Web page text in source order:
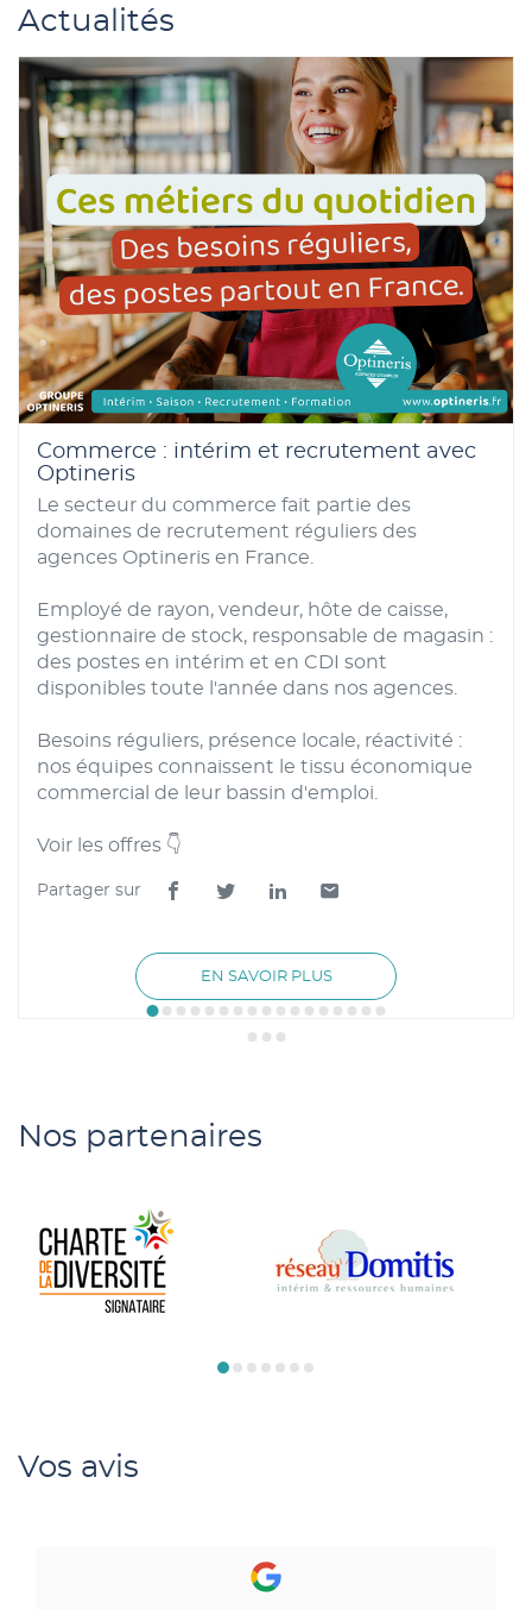
Entreprise à la recherche de talents ?
Optineris Orleans peut vous aider dans votre
recrutement. Notre approche basée sur
l'écoute, laconfiance agilitégarantit un
partenariat efficace et pérenne. Notre équipe,
experte en recrutement et solutions RH vous
accompagne à chaque étape : recrutement,
gestion administrative et besoin en formation
(CACES, permis, habilitation électrique... etc.).
Besoin de conseils ?Contactez l'agence
Optineris Orleans par mail ou téléphone.
Actualités
Commerce : intérim et recrutement avec
Optineris
Le secteur du commerce fait partie des
domaines de recrutement réguliers des
agences Optineris en France.
Employé de rayon, vendeur, hôte de caisse,
gestionnaire de stock, responsable de magasin :
des postes en intérim et en CDI sont
disponibles toute l'année dans nos agences.
Besoins réguliers, présence locale, réactivité :
nos équipes connaissent le tissu économique
commercial de leur bassin d'emploi.
Voir les offres 👇
Partager sur
Lien
partage
vers
facebook
Lien
partage
vers
twitter
Lien
partage
vers
linkedin
Lien
partage
vers
email
EN SAVOIR PLUSÀ
PROPOS
DE
Nos partenaires
Vos avis